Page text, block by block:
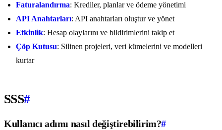
Faturalandırma: Krediler, planlar ve ödeme yönetimi
API Anahtarları: API anahtarları oluştur ve yönet
Etkinlik: Hesap olaylarını ve bildirimlerini takip et
Çöp Kutusu: Silinen projeleri, veri kümelerini ve modelleri
kurtar
SSS#
Kullanıcı adımı nasıl değiştirebilirim?#